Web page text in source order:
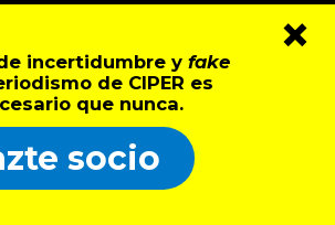
incertidumbre y fake
de CIPER es
que nunca.
socio
×
Al Plebiscito
con CIPER